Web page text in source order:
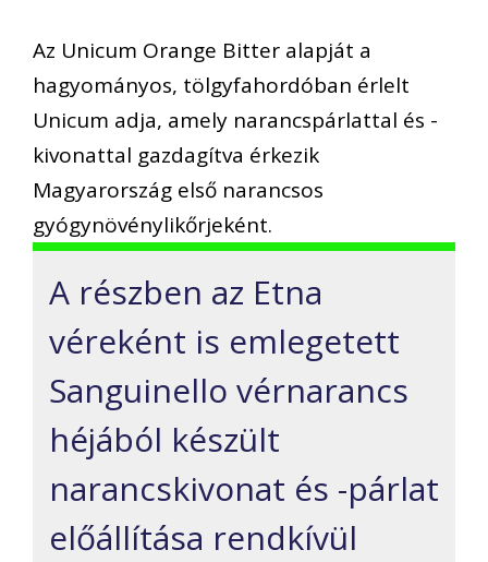
Az Unicum Orange Bitter alapját a
hagyományos, tölgyfahordóban érlelt
Unicum adja, amely narancspárlattal és -
kivonattal gazdagítva érkezik
Magyarország első narancsos
gyógynövénylikőrjeként.
A részben az Etna
véreként is emlegetett
Sanguinello vérnarancs
héjából készült
narancskivonat és -párlat
előállítása rendkívül